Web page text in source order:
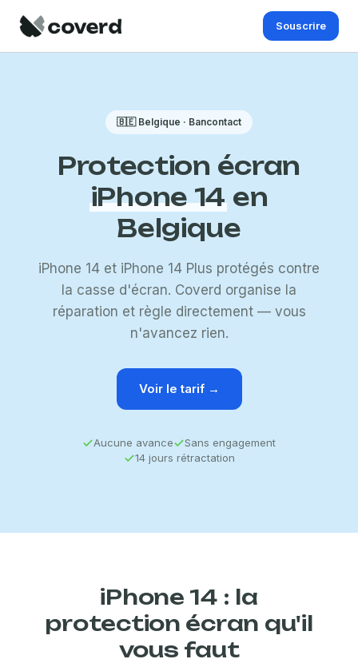
Souscrire
🇧🇪 Belgique · Bancontact
Protection écran
iPhone 14en
Belgique
iPhone 14 et iPhone 14 Plus protégés contre
la casse d'écran. Coverd organise la
réparation et règle directement — vous
n'avancez rien.
Voir le tarif →
Aucune avance
Sans engagement
14 jours rétractation
iPhone 14 : la
protection écran qu'il
vous faut